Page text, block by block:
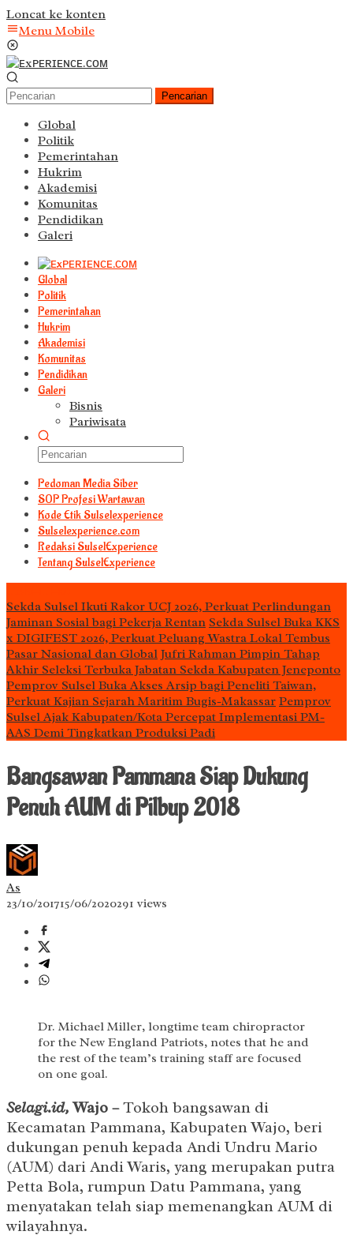
Loncat ke konten
Menu Mobile
Pencarian
Global
Politik
Pemerintahan
Hukrim
Akademisi
Komunitas
Pendidikan
Galeri
Global
Politik
Pemerintahan
Hukrim
Akademisi
Komunitas
Pendidikan
Galeri
Bisnis
Pariwisata
Pedoman Media Siber
S0P Profesi Wartawan
Kode Etik Sulselexperience
Sulselexperience.com
Redaksi SulselExperience
Tentang SulselExperience
Sekda Sulsel Ikuti Rakor UCJ 2026, Perkuat Perlindungan
Jaminan Sosial bagi Pekerja Rentan Sekda Sulsel Buka KKS
x DIGIFEST 2026, Perkuat Peluang Wastra Lokal Tembus
Pasar Nasional dan Global Jufri Rahman Pimpin Tahap
Akhir Seleksi Terbuka Jabatan Sekda Kabupaten Jeneponto
Pemprov Sulsel Buka Akses Arsip bagi Peneliti Taiwan,
Perkuat Kajian Sejarah Maritim Bugis-Makassar Pemprov
Sulsel Ajak Kabupaten/Kota Percepat Implementasi PM-
AAS Demi Tingkatkan Produksi Padi
Bangsawan Pammana Siap Dukung
Penuh AUM di Pilbup 2018
As
23/10/201715/06/2020291 views
Dr. Michael Miller, longtime team chiropractor
for the New England Patriots, notes that he and
the rest of the team’s training staff are focused
on one goal.
Selagi.id,Wajo –Tokoh bangsawan di
Kecamatan Pammana, Kabupaten Wajo, beri
dukungan penuh kepada Andi Undru Mario
(AUM) dari Andi Waris, yang merupakan putra
Petta Bola, rumpun Datu Pammana, yang
menyatakan telah siap memenangkan AUM di
wilayahnya.